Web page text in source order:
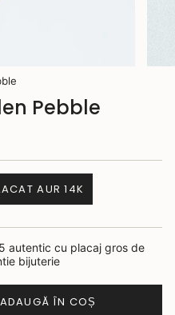
Pebble
AUR 14K
autentic cu placaj gros de
bijuterie
ADAUGĂ ÎN COȘ